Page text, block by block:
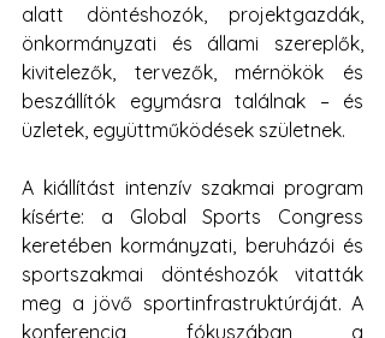
alatt döntéshozók, projektgazdák,
önkormányzati és állami szereplők,
kivitelezők, tervezők, mérnökök és
beszállítók egymásra találnak – és
üzletek, együttműködések születnek.
A kiállítást intenzív szakmai program
kísérte: a Global Sports Congress
keretében kormányzati, beruházói és
sportszakmai döntéshozók vitatták
meg a jövő sportinfrastruktúráját. A
konferencia fókuszában a